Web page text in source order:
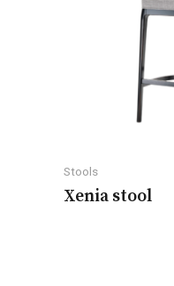
Stools
Xenia stool